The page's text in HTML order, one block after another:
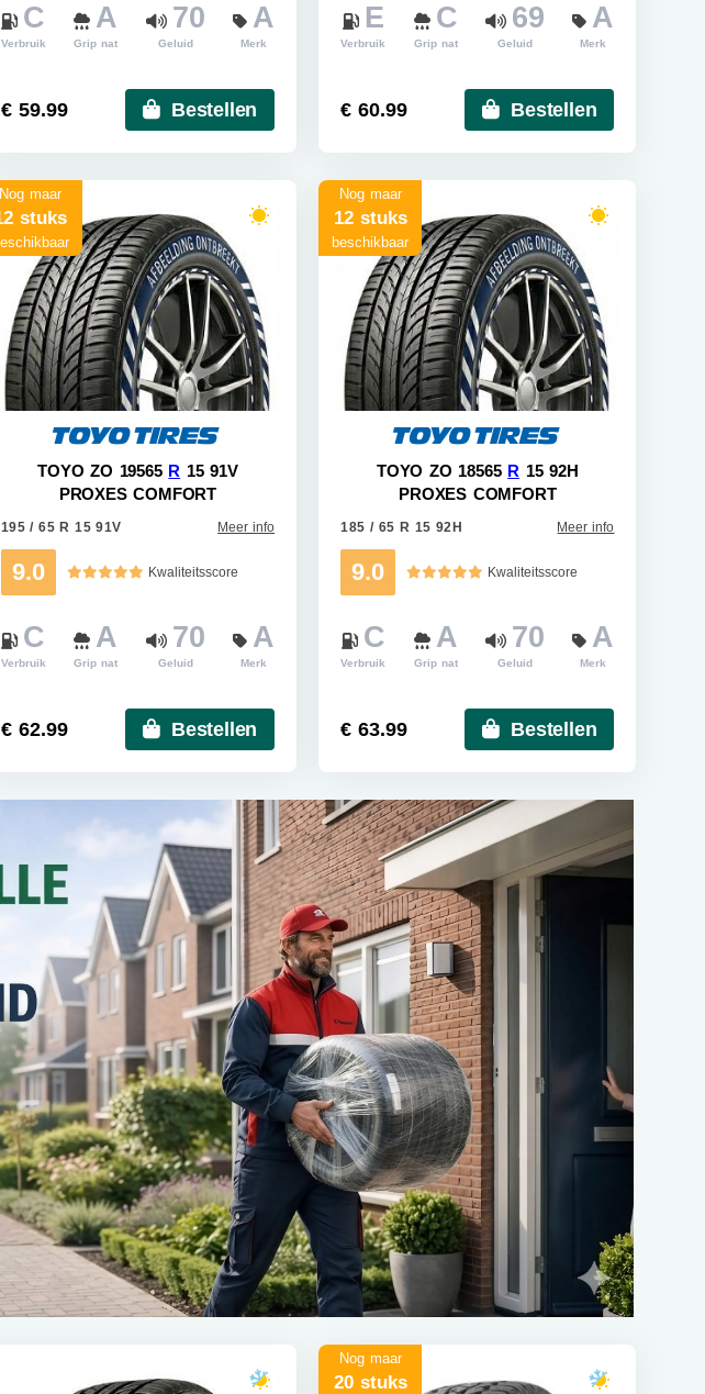
C
Verbruik
A
Grip nat
70
Geluid
A
Merk
€ 59.99 Bestellen
E
Verbruik
C
Grip nat
69
Geluid
A
Merk
€ 60.99 Bestellen
Nog maar
stuks
TOYO ZO 19565 R 15 91V
PROXES COMFORT
195 / 65 R 15 91V Meer info
9.0 Kwaliteitsscore
C
Verbruik
A
Grip nat
70
Geluid
A
Merk
€ 62.99 Bestellen
Nog maar
12 stuks
beschikbaar
TOYO ZO 18565 R 15 92H
PROXES COMFORT
185 / 65 R 15 92H Meer info
9.0 Kwaliteitsscore
C
Verbruik
A
Grip nat
70
Geluid
A
Merk
€ 63.99 Bestellen
Nog maar
20 stuks